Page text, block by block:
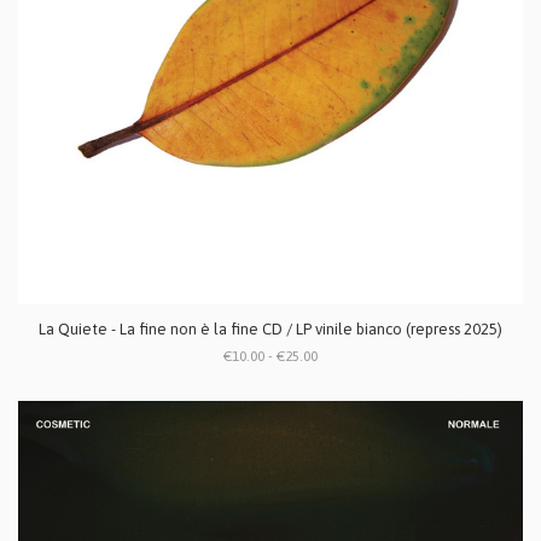
La Quiete - La fine non è la fine CD / LP vinile bianco (repress 2025)
€10.00 - €25.00